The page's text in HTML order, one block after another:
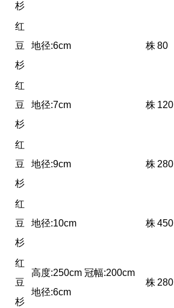
杉
红
豆
杉
地径:6cm 株80
红
豆
杉
地径:7cm 株 120
红
豆
杉
地径:9cm 株 280
红
豆
杉
地径:10cm 株450
红
豆
杉
高度:250cm 冠幅:200cm
地径:6cm
株 280